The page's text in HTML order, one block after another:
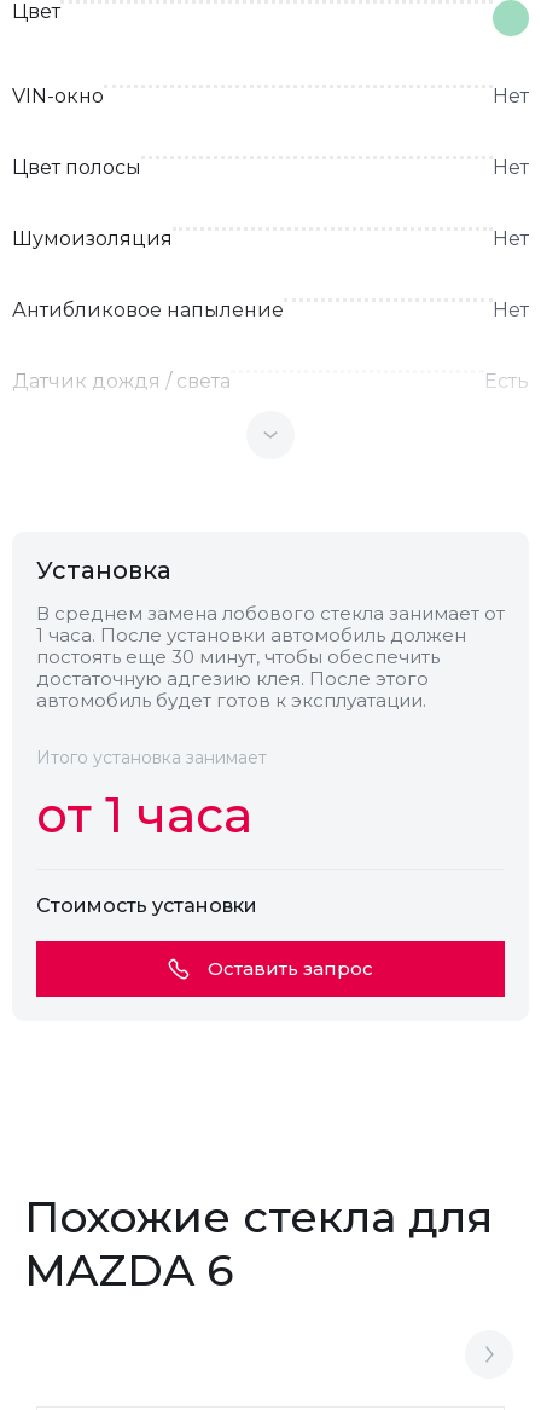
Цвет
VIN-окно Нет
Цвет полосы Нет
Шумоизоляция Нет
Антибликовое напыление Нет
Датчик дождя / света Есть
Обогрев
Установка
В среднем замена лобового стекла занимает от
1 часа. После установки автомобиль должен
постоять еще 30 минут, чтобы обеспечить
достаточную адгезию клея. После этого
автомобиль будет готов к эксплуатации.
Итого установка занимает
от 1 часа
Стоимость установки
Оставить запрос
Похожие стекла для
MAZDA 6